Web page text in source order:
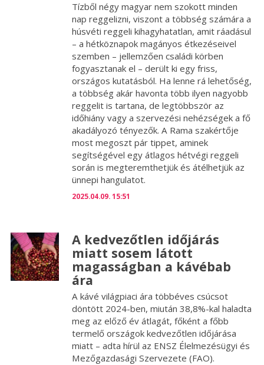
Tízből négy magyar nem szokott minden
nap reggelizni, viszont a többség számára a
húsvéti reggeli kihagyhatatlan, amit ráadásul
– a hétköznapok magányos étkezéseivel
szemben – jellemzően családi körben
fogyasztanak el – derült ki egy friss,
országos kutatásból. Ha lenne rá lehetőség,
a többség akár havonta több ilyen nagyobb
reggelit is tartana, de legtöbbször az
időhiány vagy a szervezési nehézségek a fő
akadályozó tényezők. A Rama szakértője
most megoszt pár tippet, aminek
segítségével egy átlagos hétvégi reggeli
során is megteremthetjük és átélhetjük az
ünnepi hangulatot.
2025.04.09. 15:51
A kedvezőtlen időjárás
miatt sosem látott
magasságban a kávébab
ára
A kávé világpiaci ára többéves csúcsot
döntött 2024-ben, miután 38,8%-kal haladta
meg az előző év átlagát, főként a főbb
termelő országok kedvezőtlen időjárása
miatt – adta hírül az ENSZ Élelmezésügyi és
Mezőgazdasági Szervezete (FAO).